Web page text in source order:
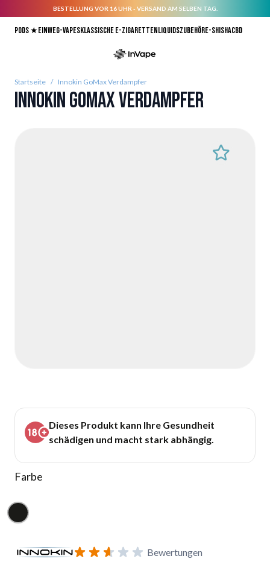
BESTELLUNG VOR 16 UHR - VERSAND AM SELBEN TAG.
Pods ★Einweg-VapesKlassische E-ZigarettenLiquidsZubehörE-ShishaCBD
Startseite / Innokin GoMax Verdampfer
Innokin GoMax Verdampfer
Dieses Produkt kann Ihre Gesundheit
schädigen und macht stark abhängig.
Farbe
Schwarz
Benachrichtigungsformular für Wiederverfügbarkeit
Bewertungen